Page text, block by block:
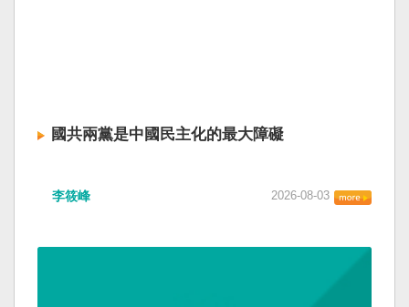
國共兩黨是中國民主化的最大障礙
李筱峰 2026-08-03